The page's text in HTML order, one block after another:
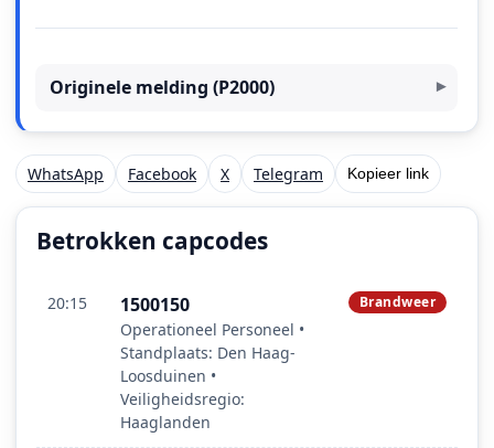
Originele melding (P2000)
WhatsApp Facebook X Telegram Kopieer link
Betrokken capcodes
20:15 1500150
Operationeel Personeel •
Standplaats: Den Haag-
Loosduinen •
Veiligheidsregio:
Haaglanden
Brandweer